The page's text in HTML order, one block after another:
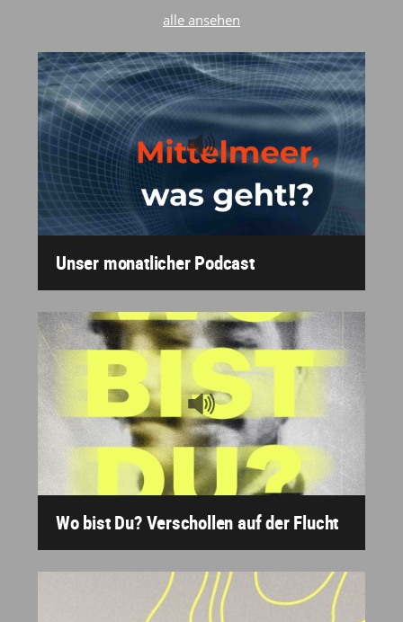
alle ansehen
Unser monatlicher Podcast
Wo bist Du? Verschollen auf der Flucht